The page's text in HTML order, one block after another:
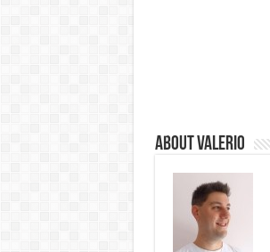
About Valerio